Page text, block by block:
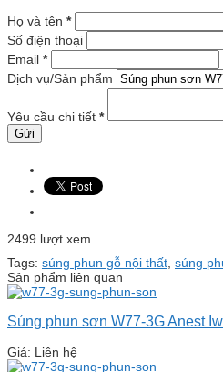
Họ và tên *
Số điện thoại
Email *
Dịch vụ/Sản phẩm
Yêu cầu chi tiết *
2499 lượt xem
Tags: súng phun gỗ nội thất súng
Sản phẩm liên quan
Súng phun sơn W77-3G Anest
Giá: Liên hệ